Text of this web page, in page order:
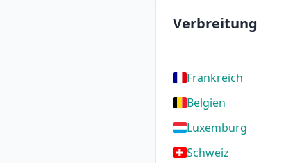
Verbreitung
Frankreich
Belgien
Luxemburg
Schweiz